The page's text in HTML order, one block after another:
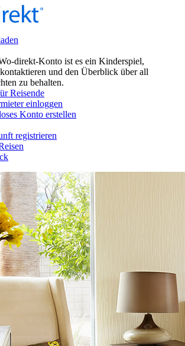
direkt-Konto ist es ein Kinderspiel,
und den Überblick über all
zu behalten.
Reisende
einloggen
Konto erstellen
registrieren